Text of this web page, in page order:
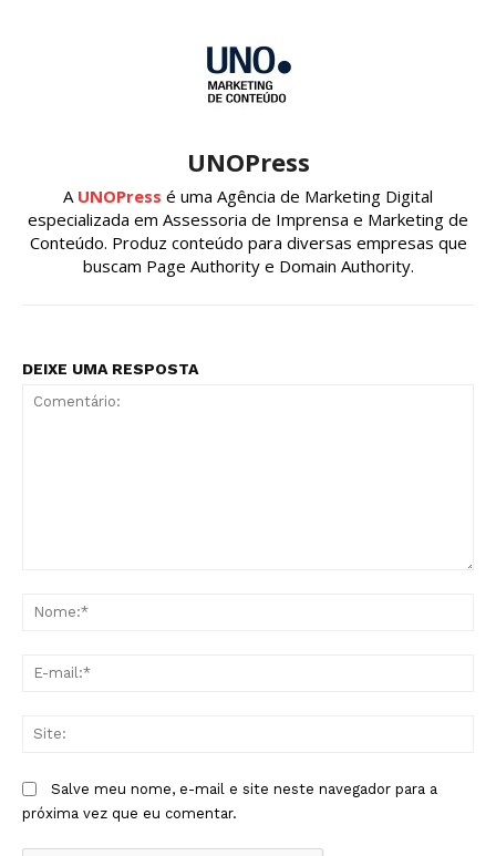
UNOPress
A UNOPress é uma Agência de Marketing Digital
especializada em Assessoria de Imprensa e Marketing de
Conteúdo. Produz conteúdo para diversas empresas que
buscam Page Authority e Domain Authority.
DEIXE UMA RESPOSTA
Salve meu nome, e-mail e site neste navegador para a
próxima vez que eu comentar.